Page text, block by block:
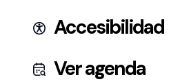
Accesibilidad
Ver agenda